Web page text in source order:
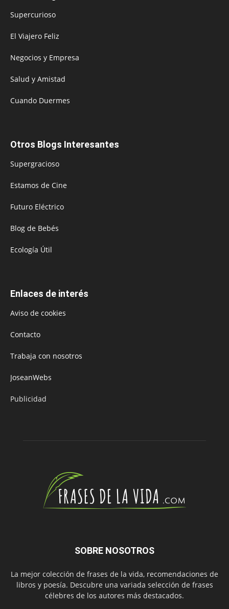
Supercurioso
El Viajero Feliz
Negocios y Empresa
Salud y Amistad
Cuando Duermes
Otros Blogs Interesantes
Supergracioso
Estamos de Cine
Futuro Eléctrico
Blog de Bebés
Ecología Útil
Enlaces de interés
Aviso de cookies
Contacto
Trabaja con nosotros
JoseanWebs
Publicidad
SOBRE NOSOTROS
La mejor colección de frases de la vida, recomendaciones de
libros y poesía. Descubre una variada selección de frases
célebres de los autores más destacados.